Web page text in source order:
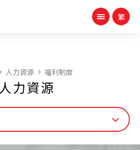
人力資源 福利制度
人力資源